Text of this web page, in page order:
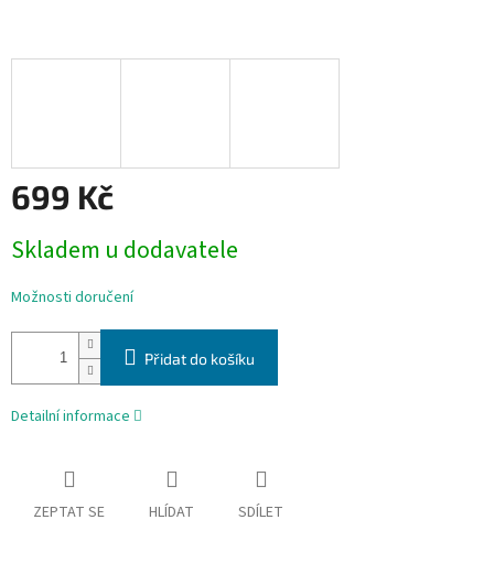
699 Kč
cena:
Skladem u dodavatele
Možnosti doručení
Přidat do košíku
Detailní informace
ZEPTAT SE HLÍDAT SDÍLET